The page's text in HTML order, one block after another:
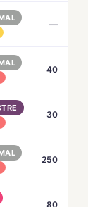
—
40
30
250
80